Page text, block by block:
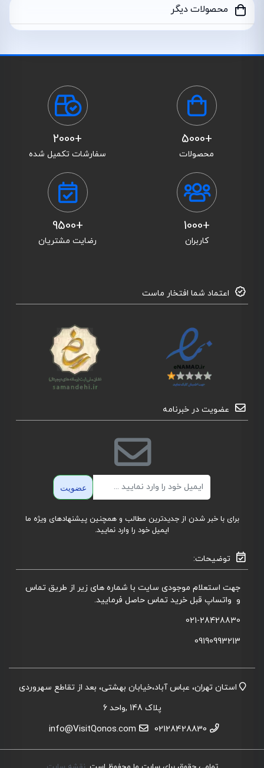
محصولات دیگر
+5000
محصولات
+2000
سفارشات تکمیل شده
+1000
کاربران
+9500
رضایت مشتریان
اعتماد شما افتخار ماست
عضویت در خبرنامه
عضویت
برای با خبر شدن از جدیدترین مطالب و همچنین پیشنهادهای ویژه ما
ایمیل خود را وارد نمایید.
توضیحات:
جهت استعلام موجودی سایت با شماره های زیر از طریق تماس
و واتساپ قبل خرید تماس حاصل فرمایید.
021-28428830
09190993213
استان تهران، عباس آباد،خیابان بهشتی، بعد از تقاطع سهروردی
پلاک 148 ,واحد 6
02128428830
info@VisitQonos.com